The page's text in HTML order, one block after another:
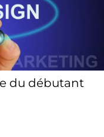
du débutant